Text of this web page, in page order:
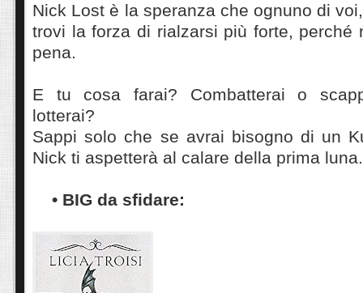
Nick Lost è la speranza che ognuno di
trovi la forza di rialzarsi più forte, perché
pena.
E tu cosa farai? Combatterai o
lotterai?
Sappi solo che se avrai bisogno di un
Nick ti aspetterà al calare della prima luna.
• BIG da sfidare: